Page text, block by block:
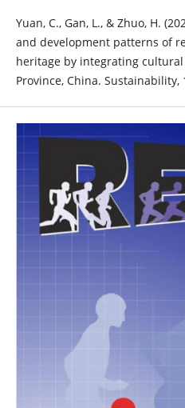
Yuan, C., Gan, L., & Zhuo, H.
and development patterns of
heritage by integrating
Province, China. Sustainability,